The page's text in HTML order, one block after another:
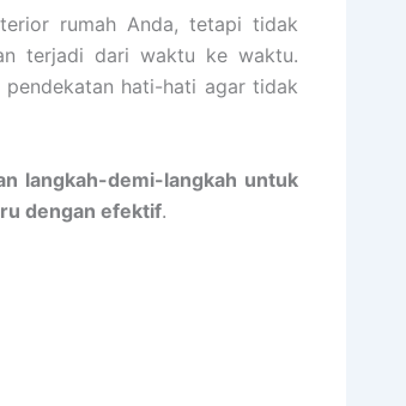
rumah Anda, tetapi tidak
terjadi dari waktu ke waktu.
hati-hati agar tidak
langkah-demi-langkah untuk
dengan efektif.